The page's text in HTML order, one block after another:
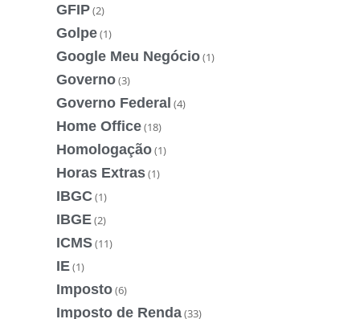
GFIP(2)
Golpe(1)
Google Meu Negócio(1)
Governo(3)
Governo Federal (4)
Home Office(18)
Homologação(1)
Horas Extras(1)
IBGC(1)
IBGE(2)
ICMS(11)
IE(1)
Imposto(6)
Imposto de Renda(33)